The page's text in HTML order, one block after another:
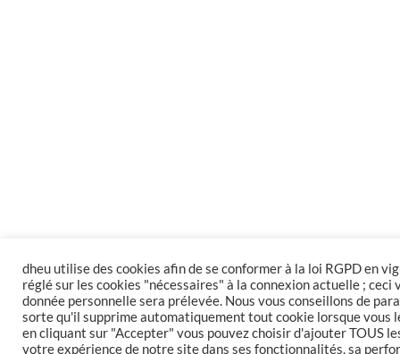
dheu utilise des cookies afin de se conformer à la loi RGPD en
réglé sur les cookies "nécessaires" à la connexion actuelle ; ceci
donnée personnelle sera prélevée. Nous vous conseillons de
sorte qu'il supprime automatiquement tout cookie lorsque vous
en cliquant sur "Accepter" vous pouvez choisir d'ajouter TOUS
votre expérience de notre site dans ses fonctionnalités, sa